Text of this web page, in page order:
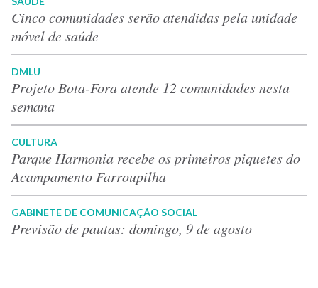
Cinco comunidades serão atendidas pela unidade
móvel de saúde
DMLU
Projeto Bota-Fora atende 12 comunidades nesta
semana
CULTURA
Parque Harmonia recebe os primeiros piquetes do
Acampamento Farroupilha
GABINETE DE COMUNICAÇÃO SOCIAL
Previsão de pautas: domingo, 9 de agosto